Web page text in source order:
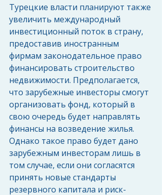
Турецкие власти планируют также
увеличить международный
инвестиционный поток в страну,
предоставив иностранным
фирмам законодательное право
финансировать строительство
недвижимости. Предполагается,
что зарубежные инвесторы смогут
организовать фонд, который в
свою очередь будет направлять
финансы на возведение жилья.
Однако такое право будет дано
зарубежным инвесторам лишь в
том случае, если они согласятся
принять новые стандарты
резервного капитала и риск-